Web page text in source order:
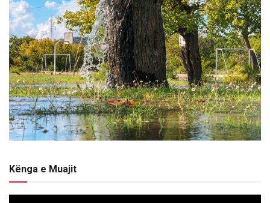
Kënga e Muajit